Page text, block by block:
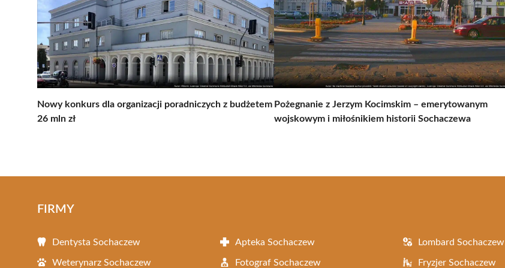
Nowy konkurs dla organizacji poradniczych z budżetem
26 mln zł
Pożegnanie z Jerzym Kocimskim – emerytowanym
wojskowym i miłośnikiem historii Sochaczewa
FIRMY
Dentysta Sochaczew Apteka Sochaczew Lombard Sochaczew
Weterynarz Sochaczew Fotograf Sochaczew Fryzjer Sochaczew